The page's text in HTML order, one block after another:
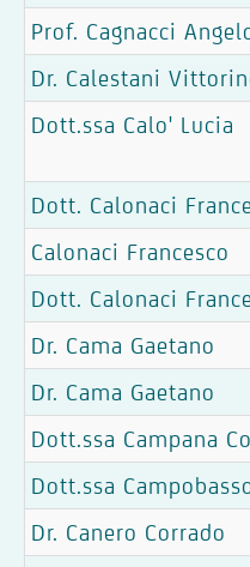
Prof. Cagnacci
Dr. Calestani
Dott.ssa Calo' Lucia
Dott. Calonaci
Calonaci Francesco
Dott. Calonaci
Dr. Cama Gaetano
Dr. Cama Gaetano
Dott.ssa Campana
Dott.ssa
Dr. Canero Corrado